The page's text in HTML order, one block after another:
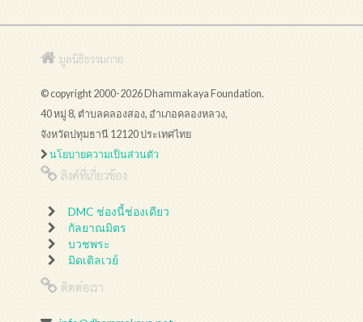
มูลนิธิธรรมกาย
© copyright 2000-2026 Dhammakaya Foundation.
40 หมู่ 8, ตำบลคลองสอง, อำเภอคลองหลวง,
จังหวัดปทุมธานี 12120 ประเทศไทย
นโยบายความเป็นส่วนตัว
ลิงค์ที่เกี่ยวข้อง
DMC ช่องนี้ช่องเดียว
กัลยาณมิตร
บวชพระ
มิดเดิลเวย์
ติดต่อเรา